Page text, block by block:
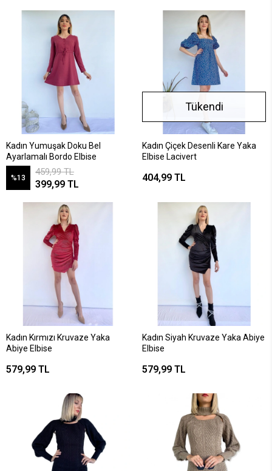
Kadın Yumuşak Doku Bel
Ayarlamalı Bordo Elbise
%13
459,99 TL
399,99 TL
Tükendi
Kadın Çiçek Desenli Kare Yaka
Elbise Lacivert
404,99 TL
Kadın Kırmızı Kruvaze Yaka
Abiye Elbise
579,99 TL
Kadın Siyah Kruvaze Yaka Abiye
Elbise
579,99 TL